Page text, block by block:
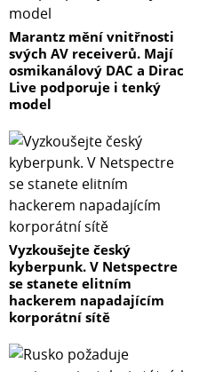
Marantz mění vnitřnosti
svých AV receiverů. Mají
osmikanálový DAC a Dirac
Live podporuje i tenký
model
Vyzkoušejte český
kyberpunk. V Netspectre
se stanete elitním
hackerem napadajícím
korporátní sítě